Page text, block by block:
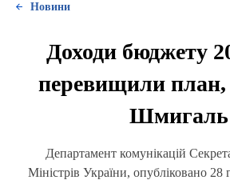
Новини
Доходи бюджету
перевищили
Шмигаль
Департамент комунікацій
Міністрів України, опубліковано 28